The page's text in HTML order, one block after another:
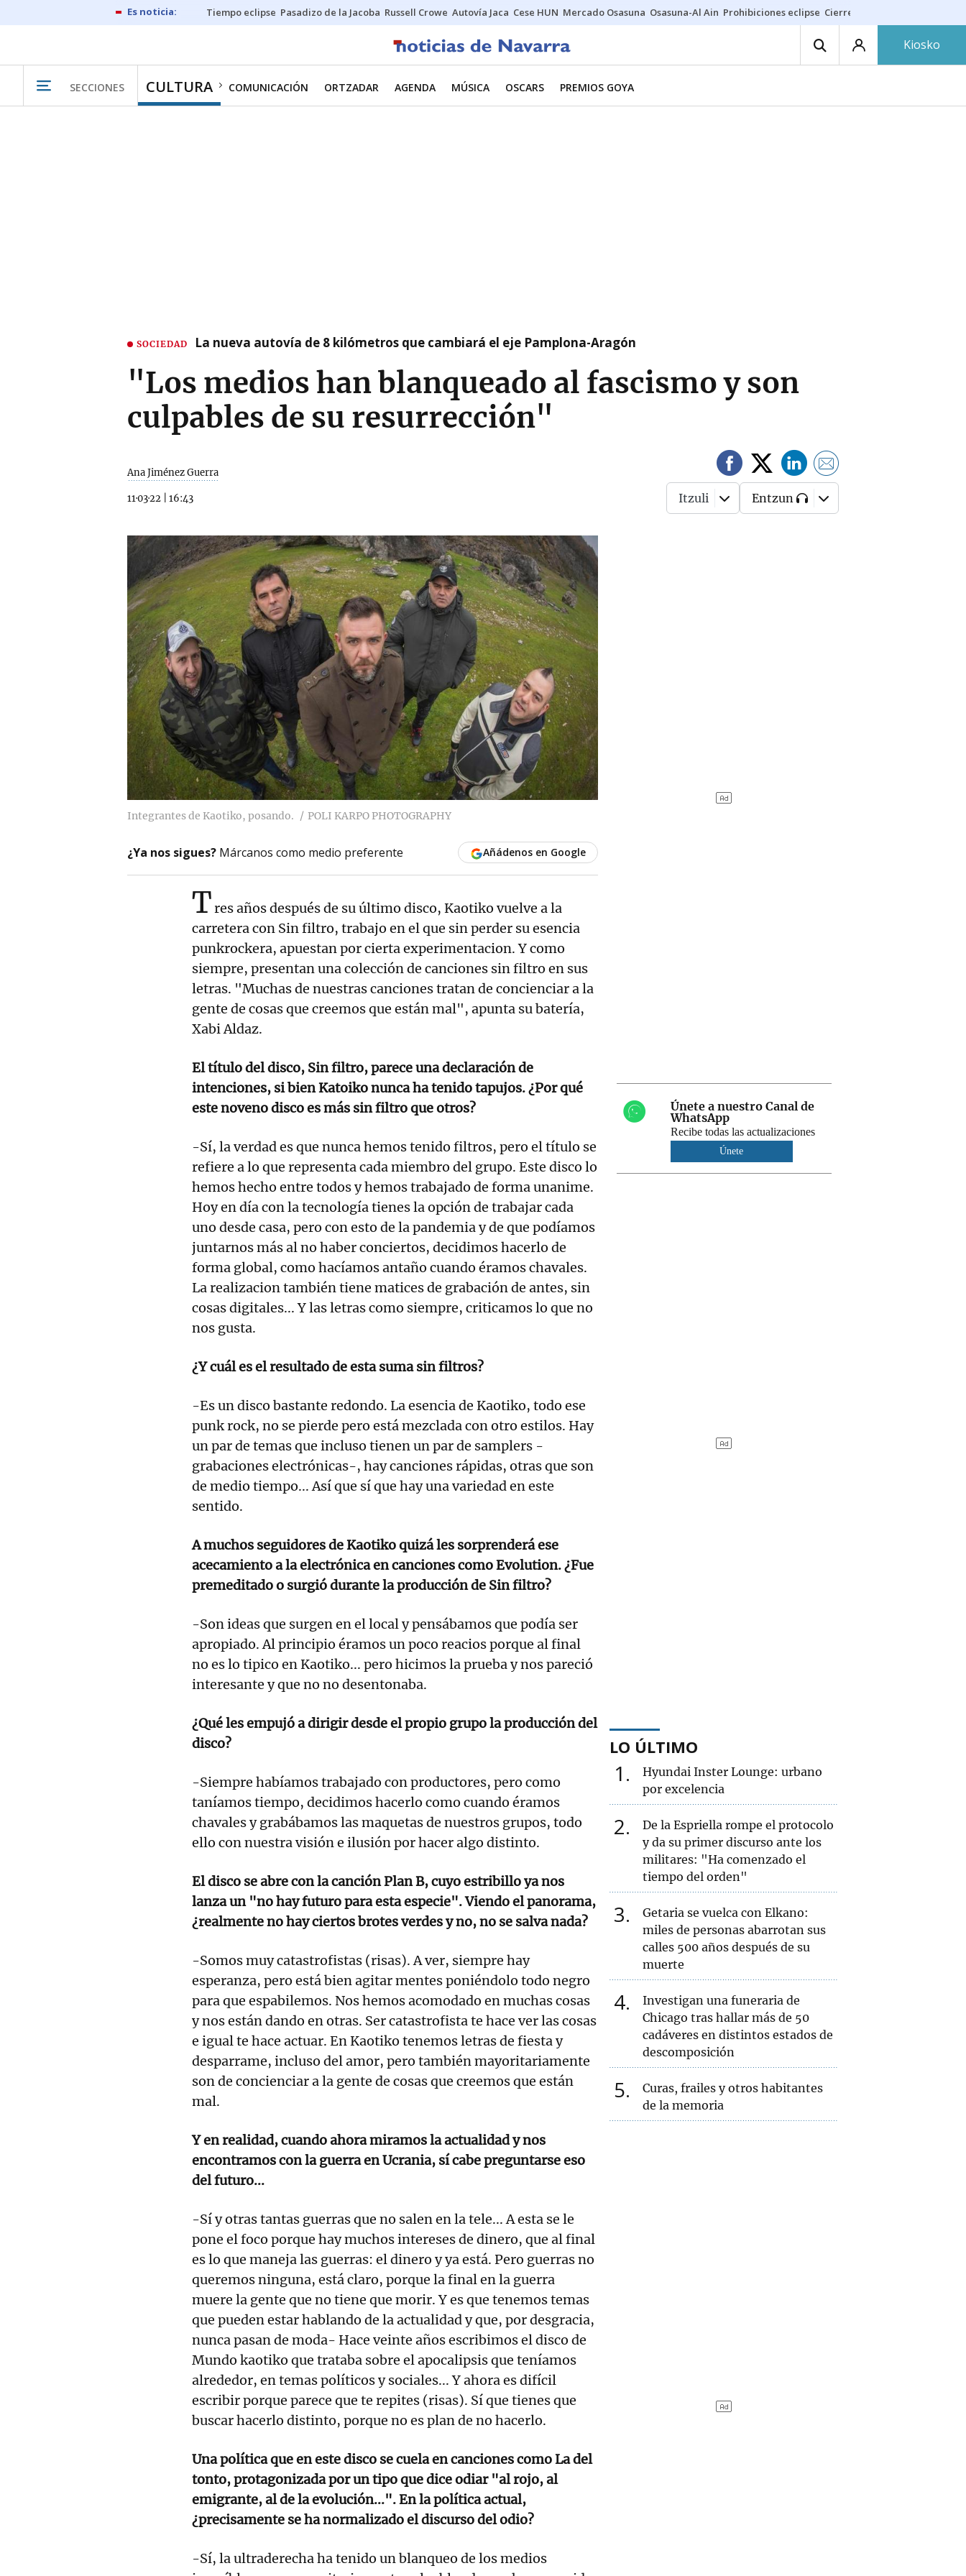
Tiempo eclipse Pasadizo de la Jacoba Russell Crowe Autovía Jaca Cese HUN Mercado Osasuna Osasuna-Al Ain Prohibiciones eclipse Cierre cosmética
Kiosko
SECCIONES CULTURA COMUNICACIÓN ORTZADAR AGENDA MÚSICA OSCARS PREMIOS GOYA
SOCIEDAD La nueva autovía de 8 kilómetros que cambiará el eje Pamplona-Aragón
"Los medios han blanqueado al fascismo y son
culpables de su resurrección"
Ana Jiménez Guerra
11·03·22 16:43 Itzuli Entzun
Integrantes de Kaotiko, posando. POLI KARPO PHOTOGRAPHY
¿Ya nos sigues? Márcanos como medio preferente Añádenos en Google
Tres años después de su último disco, Kaotiko vuelve a la
carretera con Sin filtro, trabajo en el que sin perder su esencia
punkrockera, apuestan por cierta experimentacion. Y como
siempre, presentan una colección de canciones sin filtro en sus
letras. "Muchas de nuestras canciones tratan de concienciar a la
gente de cosas que creemos que están mal", apunta su batería,
Xabi Aldaz.
El título del disco, Sin filtro, parece una declaración de
intenciones, si bien Katoiko nunca ha tenido tapujos. ¿Por qué
este noveno disco es más sin filtro que otros?
-Sí, la verdad es que nunca hemos tenido filtros, pero el título se
refiere a lo que representa cada miembro del grupo. Este disco lo
hemos hecho entre todos y hemos trabajado de forma unanime.
Hoy en día con la tecnología tienes la opción de trabajar cada
uno desde casa, pero con esto de la pandemia y de que podíamos
juntarnos más al no haber conciertos, decidimos hacerlo de
forma global, como hacíamos antaño cuando éramos chavales.
La realizacion también tiene matices de grabación de antes, sin
cosas digitales... Y las letras como siempre, criticamos lo que no
nos gusta.
¿Y cuál es el resultado de esta suma sin filtros?
-Es un disco bastante redondo. La esencia de Kaotiko, todo ese
punk rock, no se pierde pero está mezclada con otro estilos. Hay
un par de temas que incluso tienen un par de samplers -
grabaciones electrónicas-, hay canciones rápidas, otras que son
de medio tiempo... Así que sí que hay una variedad en este
sentido.
A muchos seguidores de Kaotiko quizá les sorprenderá ese
acecamiento a la electrónica en canciones como Evolution. ¿Fue
premeditado o surgió durante la producción de Sin filtro?
-Son ideas que surgen en el local y pensábamos que podía ser
apropiado. Al principio éramos un poco reacios porque al final
no es lo tipico en Kaotiko... pero hicimos la prueba y nos pareció
interesante y que no no desentonaba.
¿Qué les empujó a dirigir desde el propio grupo la producción del
disco?
-Siempre habíamos trabajado con productores, pero como
taníamos tiempo, decidimos hacerlo como cuando éramos
chavales y grabábamos las maquetas de nuestros grupos, todo
ello con nuestra visión e ilusión por hacer algo distinto.
El disco se abre con la canción Plan B, cuyo estribillo ya nos
lanza un "no hay futuro para esta especie". Viendo el panorama,
¿realmente no hay ciertos brotes verdes y no, no se salva nada?
-Somos muy catastrofistas (risas). A ver, siempre hay
esperanza, pero está bien agitar mentes poniéndolo todo negro
para que espabilemos. Nos hemos acomodado en muchas cosas
y nos están dando en otras. Ser catastrofista te hace ver las cosas
e igual te hace actuar. En Kaotiko tenemos letras de fiesta y
desparrame, incluso del amor, pero también mayoritariamente
son de concienciar a la gente de cosas que creemos que están
mal.
Y en realidad, cuando ahora miramos la actualidad y nos
encontramos con la guerra en Ucrania, sí cabe preguntarse eso
del futuro...
-Sí y otras tantas guerras que no salen en la tele... A esta se le
pone el foco porque hay muchos intereses de dinero, que al final
es lo que maneja las guerras: el dinero y ya está. Pero guerras no
queremos ninguna, está claro, porque la final en la guerra
muere la gente que no tiene que morir. Y es que tenemos temas
que pueden estar hablando de la actualidad y que, por desgracia,
nunca pasan de moda- Hace veinte años escribimos el disco de
Mundo kaotiko que trataba sobre el apocalipsis que teníamos
alrededor, en temas políticos y sociales... Y ahora es difícil
escribir porque parece que te repites (risas). Sí que tienes que
buscar hacerlo distinto, porque no es plan de no hacerlo.
Una política que en este disco se cuela en canciones como La del
tonto, protagonizada por un tipo que dice odiar "al rojo, al
emigrante, al de la evolución...". En la política actual,
¿precisamente se ha normalizado el discurso del odio?
-Sí, la ultraderecha ha tenido un blanqueo de los medios
Únete a nuestro Canal de
WhatsApp
Recibe todas las actualizaciones
Únete
LO ÚLTIMO
1
Hyundai Inster Lounge: urbano
por excelencia
2
De la Espriella rompe el protocolo
y da su primer discurso ante los
militares: "Ha comenzado el
tiempo del orden"
3
Getaria se vuelca con Elkano:
miles de personas abarrotan sus
calles 500 años después de su
muerte
4
Investigan una funeraria de
Chicago tras hallar más de 50
cadáveres en distintos estados de
descomposición
5
Curas, frailes y otros habitantes
de la memoria